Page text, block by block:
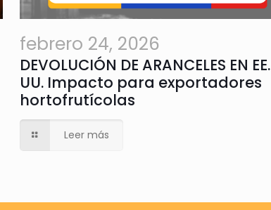
febrero 24, 2026
DEVOLUCIÓN DE ARANCELES EN EE.
UU. Impacto para exportadores
hortofrutícolas
Leer más